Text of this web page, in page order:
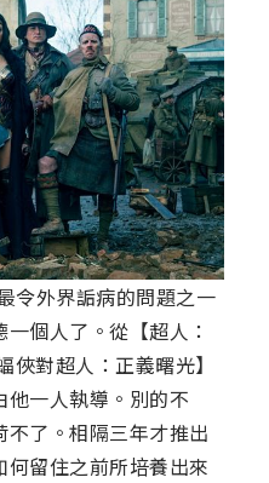
外界詬病的問題之一
個人了。從【超人：
對超人：正義曙光】
一人執導。別的不
了。相隔三年才推出
留住之前所培養出來